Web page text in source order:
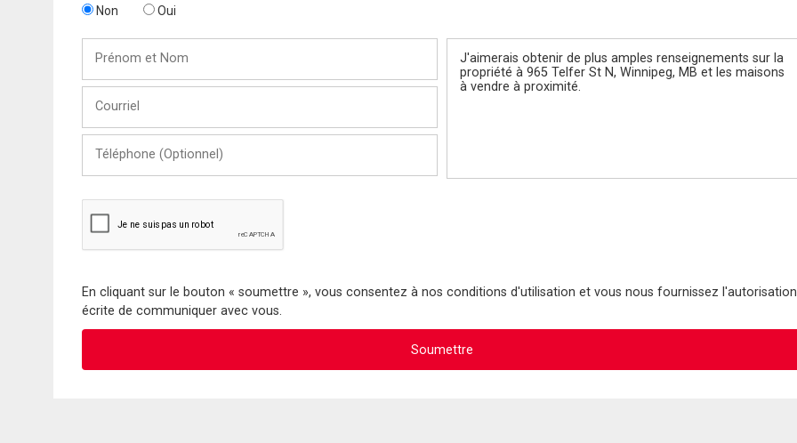
Non Oui
Nom
(Optionnel)
En cliquant sur le bouton « soumettre », vous consentez à nos conditions d'utilisation et vous nous fournissez l'autorisation
écrite de communiquer avec vous.